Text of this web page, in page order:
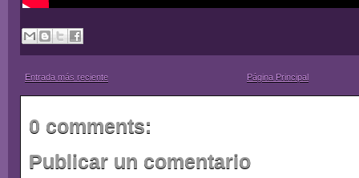
Entrada más reciente Página Principal
0 comments:
Publicar un comentario